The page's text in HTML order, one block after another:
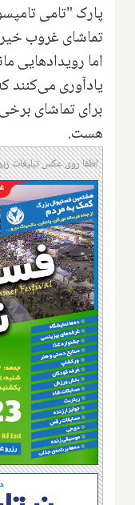
پارک "تامی
تماشای غروب
اما رویدادهایی
یادآوری می‌کنند
برای تماشای
هست.
لطفا روی عکس تبلیغات